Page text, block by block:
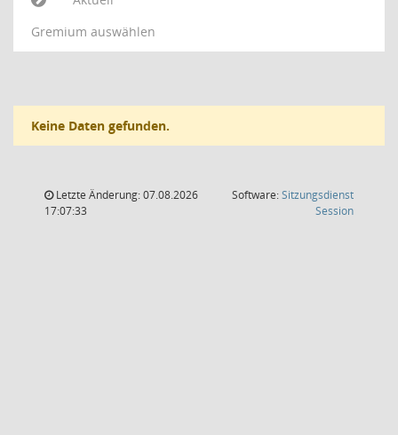
Gremium auswählen
Keine Daten gefunden.
Letzte Änderung: 07.08.2026
17:07:33
Software:Sitzungsdienst
Session(Wird in